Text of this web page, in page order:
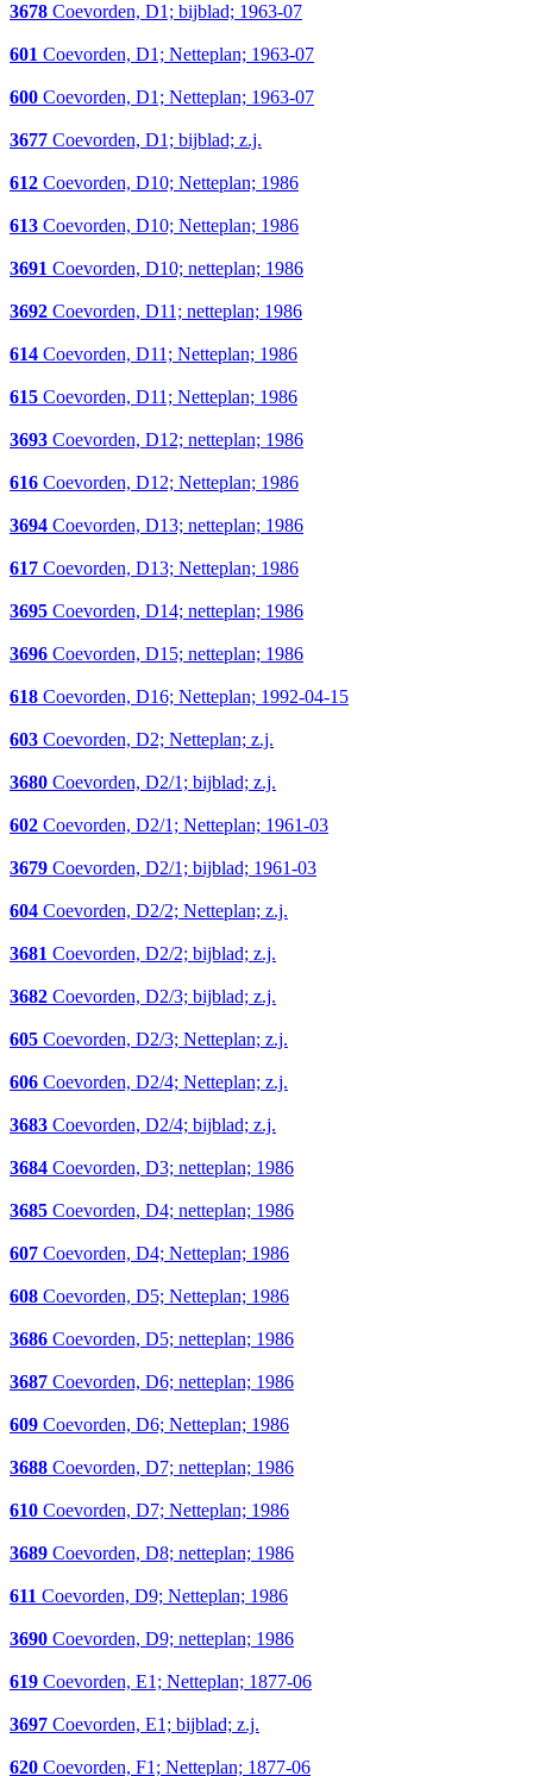
3678 Coevorden, D1; bijblad; 1963-07
601 Coevorden, D1; Netteplan; 1963-07
600 Coevorden, D1; Netteplan; 1963-07
3677 Coevorden, D1; bijblad; z.j.
612 Coevorden, D10; Netteplan; 1986
613 Coevorden, D10; Netteplan; 1986
3691 Coevorden, D10; netteplan; 1986
3692 Coevorden, D11; netteplan; 1986
614 Coevorden, D11; Netteplan; 1986
615 Coevorden, D11; Netteplan; 1986
3693 Coevorden, D12; netteplan; 1986
616 Coevorden, D12; Netteplan; 1986
3694 Coevorden, D13; netteplan; 1986
617 Coevorden, D13; Netteplan; 1986
3695 Coevorden, D14; netteplan; 1986
3696 Coevorden, D15; netteplan; 1986
618 Coevorden, D16; Netteplan; 1992-04-15
603 Coevorden, D2; Netteplan; z.j.
3680 Coevorden, D2/1; bijblad; z.j.
602 Coevorden, D2/1; Netteplan; 1961-03
3679 Coevorden, D2/1; bijblad; 1961-03
604 Coevorden, D2/2; Netteplan; z.j.
3681 Coevorden, D2/2; bijblad; z.j.
3682 Coevorden, D2/3; bijblad; z.j.
605 Coevorden, D2/3; Netteplan; z.j.
606 Coevorden, D2/4; Netteplan; z.j.
3683 Coevorden, D2/4; bijblad; z.j.
3684 Coevorden, D3; netteplan; 1986
3685 Coevorden, D4; netteplan; 1986
607 Coevorden, D4; Netteplan; 1986
608 Coevorden, D5; Netteplan; 1986
3686 Coevorden, D5; netteplan; 1986
3687 Coevorden, D6; netteplan; 1986
609 Coevorden, D6; Netteplan; 1986
3688 Coevorden, D7; netteplan; 1986
610 Coevorden, D7; Netteplan; 1986
3689 Coevorden, D8; netteplan; 1986
611 Coevorden, D9; Netteplan; 1986
3690 Coevorden, D9; netteplan; 1986
619 Coevorden, E1; Netteplan; 1877-06
3697 Coevorden, E1; bijblad; z.j.
620 Coevorden, F1; Netteplan; 1877-06